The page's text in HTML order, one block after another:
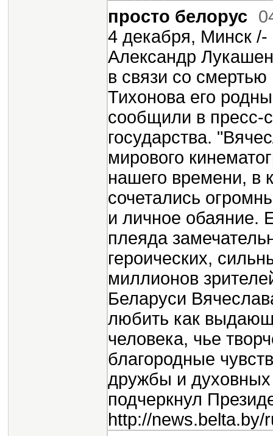
просто белорус
4 декабря, Минск
Александр
в связи со
Тихонова его
сообщили в пресс-
государства.
мирового
нашего времени, в
сочетались
и личное обаяние.
плеяда
героических,
миллионов
Беларуси
любить как
человека, чье
благородные
дружбы и
подчеркнул
http://news.belta.by/